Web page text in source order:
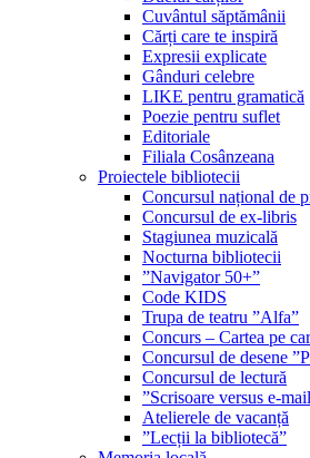
Cuvântul săptămânii
Cărți care te inspiră
Expresii explicate
Gânduri celebre
LIKE pentru gramatică
Poezie pentru suflet
Editoriale
Filiala Cosânzeana
Proiectele bibliotecii
Concursul național de
Concursul de ex-libris
Stagiunea muzicală
Nocturna bibliotecii
”Navigator 50+”
Code KIDS
Trupa de teatru ”Alfa”
Concurs – Cartea pe
Concursul de desene
Concursul de lectură
”Scrisoare versus e-
Atelierele de vacanță
”Lecții la bibliotecă”